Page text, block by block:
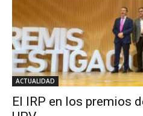
ACTUALIDAD
El IRP en los premios